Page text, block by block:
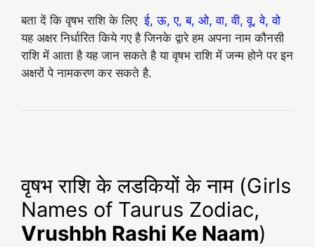
बता दें कि वृषभ राशि के लिएई, ऊ, ए, ब, ओ, वा, वी, वू, वे, वो
यह अक्षर निर्धारित किये गए है जिनके द्वारे हम अपना नाम कौनसी
राशि में आता है यह जान सकते है या वृषभ राशि में जन्म होने पर इन
अक्षरों पे नामकरण कर सकते है.
वृषभ राशि के लडकियों के नाम (Girls
Names of Taurus Zodiac,
Vrushbh Rashi Ke Naam)